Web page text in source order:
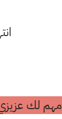
مهم لك عزيزي